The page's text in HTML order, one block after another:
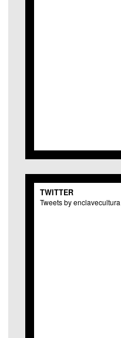
C.C.S. La Paz
C.M. El Carmen
Centros Culturales
C.C. Puertas de Castilla
TWITTER
Tweets by enclavecultura